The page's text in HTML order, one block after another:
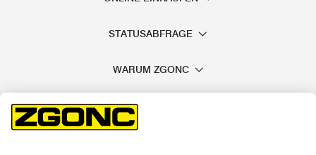
STATUSABFRAGE
WARUM ZGONC